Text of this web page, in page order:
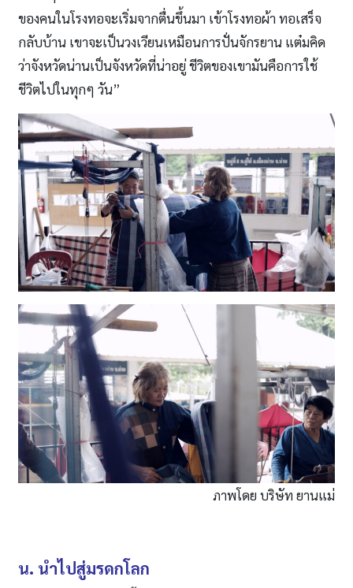
ของคนในโรงทอจะเริ่มจากตื่นขึ้นมา เข้าโรงทอผ้า ทอเสร็จ
กลับบ้าน เขาจะเป็นวงเวียนเหมือนการปั่นจักรยาน แต๋มคิด
ว่าจังหวัดน่านเป็นจังหวัดที่น่าอยู่ ชีวิตของเขามันคือการใช้
ชีวิตไปในทุกๆ วัน”
ภาพโดย บริษัท ยานแม่
น. นำไปสู่มรดกโลก